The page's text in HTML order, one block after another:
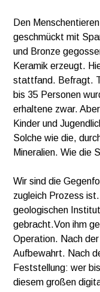
Den
geschmückt mit
und Bronze
Keramik erzeugt.
stattfand. Befragt.
bis 35 Personen
erhaltene zwar.
Kinder und
Solche wie die,
Mineralien. Wie die
Wir sind die
zugleich Prozess
geologischen
gebracht.Von ihm
Operation. Nach
Aufbewahrt. Nach
Feststellung: wer
diesem großen